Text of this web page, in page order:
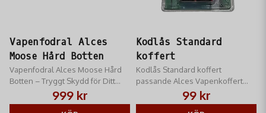
Vapenfodral Alces
Moose Hård Botten
Vapenfodral Alces Moose Hård
Botten – Tryggt Skydd för Ditt
Jaktvapen hos RM Jakt!
999 kr
Kodlås Standard
koffert
Kodlås Standard koffert
passande Alces Vapenkoffert
99 kr